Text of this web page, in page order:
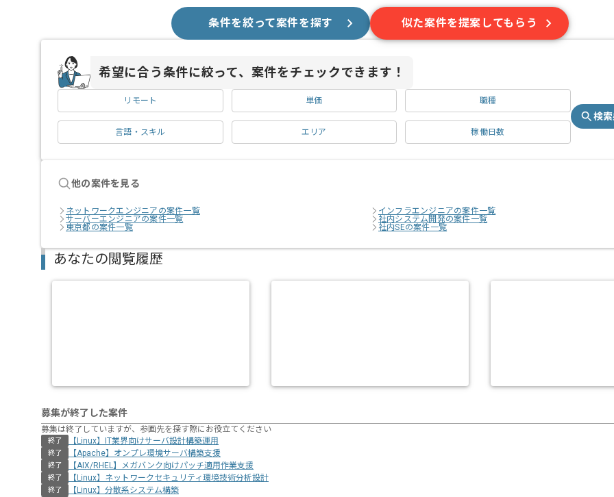
条件を絞って案件を探す 似た案件を提案してもらう
希望に合う条件に絞って、案件をチェックできます！
リモート 単価 職種
言語・スキル エリア 稼働日数
検
他の案件を見る
ネットワークエンジニアの案件一覧
インフラエンジニアの案件一覧
サーバーエンジニアの案件一覧
社内システム開発の案件一覧
東京都の案件一覧
社内SEの案件一覧
あなたの閲覧履歴
募集が終了した案件
募集は終了していますが、参画先を探す際にお役立てください
終了 【Linux】IT業界向けサーバ設計構築運用
終了 【Apache】オンプレ環境サーバ構築支援
終了 【AIX/RHEL】メガバンク向けパッチ適用作業支援
終了 【Linux】ネットワークセキュリティ環境技術分析設計
終了 【Linux】分散系システム構築